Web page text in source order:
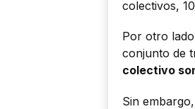
colectivos,
Por otro
conjunto de
colectivo
Sin embargo,